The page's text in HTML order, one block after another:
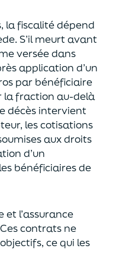
la fiscalité dépend
. S’il meurt avant
versée dans
application d’un
par bénéficiaire
la fraction au-delà
décès intervient
les cotisations
aux droits
d’un
bénéficiaires de
et l’assurance
contrats ne
ce qui les